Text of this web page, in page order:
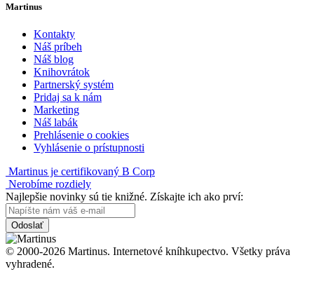
Martinus
Kontakty
Náš príbeh
Náš blog
Knihovrátok
Partnerský systém
Pridaj sa k nám
Marketing
Náš labák
Prehlásenie o cookies
Vyhlásenie o prístupnosti
Martinus je certifikovaný B Corp
Nerobíme rozdiely
Najlepšie novinky sú tie knižné. Získajte ich ako prví:
Odoslať
© 2000-2026 Martinus. Internetové kníhkupectvo. Všetky práva
vyhradené.